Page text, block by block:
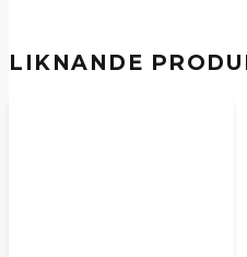
LIKNANDE
email